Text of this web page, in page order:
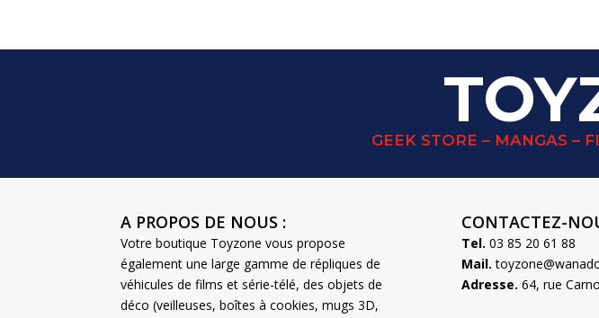
GEEK STORE – MANGAS –
A PROPOS DE NOUS :
Votre boutique Toyzone vous propose
également une large gamme de répliques de
véhicules de films et série-télé, des objets de
déco (veilleuses, boîtes à cookies, mugs 3D,
CONTACTEZ-
Tel. 03 85 20 61 88
Mail.
Adresse. 64, rue